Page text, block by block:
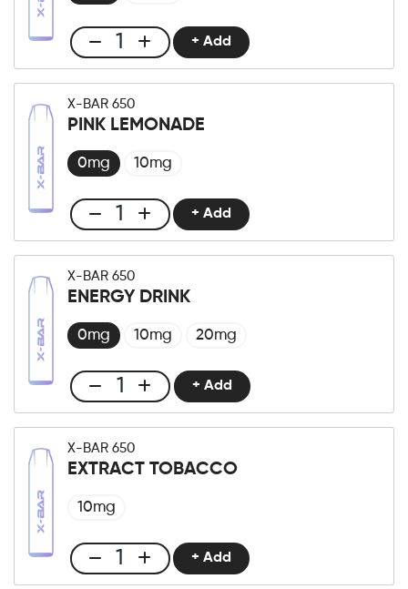
Club
X-
Bar
650
Lytchee
+ Add
X-BAR 650
PINK LEMONADE
0mg 10mg
Club
X-
Bar
650
Lemonade
+ Add
X-BAR 650
ENERGY DRINK
0mg 10mg 20mg
Club
X-
Bar
650
+ Add
X-BAR 650
EXTRACT TOBACCO
10mg
Club
+ Add